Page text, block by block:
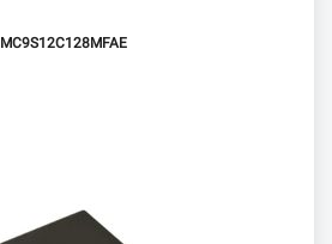
MC9S12C128MFAE